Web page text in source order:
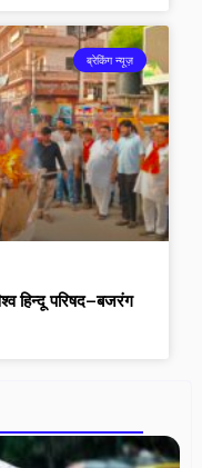
ब्रेकिंग न्यूज़
हिन्दू परिषद–बजरंग